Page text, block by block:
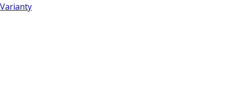
Varianty